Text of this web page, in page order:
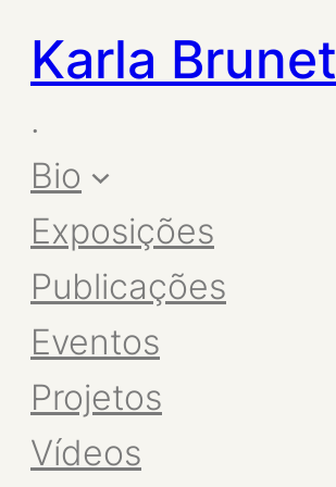
Karla Brunet
.
Bio
Exposições
Publicações
Eventos
Projetos
Vídeos